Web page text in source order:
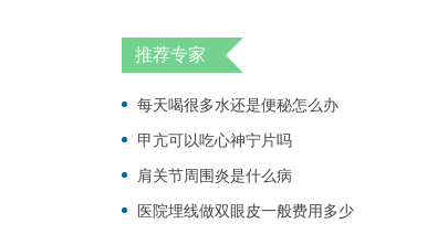
推荐专家
每天喝很多水还是便秘怎么办
甲亢可以吃心神宁片吗
肩关节周围炎是什么病
医院埋线做双眼皮一般费用多少